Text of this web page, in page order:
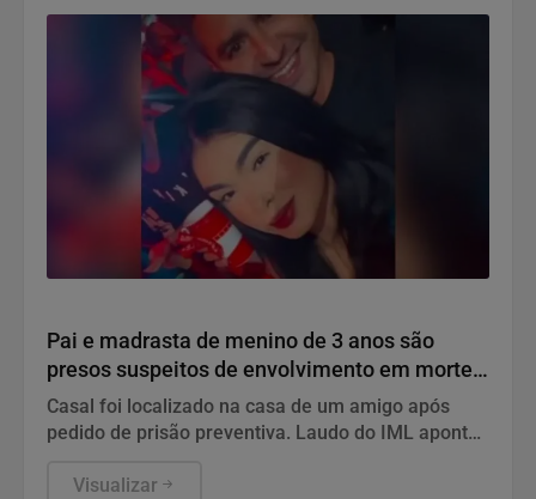
Pai e madrasta de menino de 3 anos são
presos suspeitos de envolvimento em morte
em Palmas
Casal foi localizado na casa de um amigo após
pedido de prisão preventiva. Laudo do IML apontou
afogamento.
Visualizar